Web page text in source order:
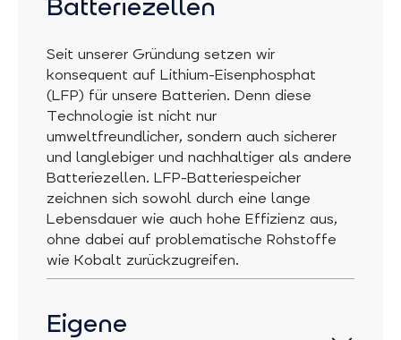
Batteriezellen
Seit unserer Gründung setzen wir
konsequent auf Lithium-Eisenphosphat
(LFP) für unsere Batterien. Denn diese
Technologie ist nicht nur
umweltfreundlicher, sondern auch sicherer
und langlebiger und nachhaltiger als andere
Batteriezellen. LFP-Batteriespeicher
zeichnen sich sowohl durch eine lange
Lebensdauer wie auch hohe Effizienz aus,
ohne dabei auf problematische Rohstoffe
wie Kobalt zurückzugreifen.
Eigene